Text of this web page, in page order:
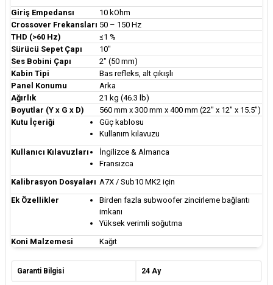
Giriş Empedansı
10 kOhm
Crossover Frekansları 50 – 150 Hz
THD (>60 Hz)
≤1 %
Sürücü Sepet Çapı
10"
Ses Bobini Çapı
2" (50 mm)
Kabin Tipi
Bas refleks, alt çıkışlı
Panel Konumu
Arka
Ağırlık
21 kg (46.3 lb)
Boyutlar (Y x G x D)
560 mm x 300 mm x 400 mm (22″ x 12″ x 15.5″)
Kutu İçeriği
Güç kablosu
Kullanım kılavuzu
Kullanıcı Kılavuzları
İngilizce & Almanca
Fransızca
Kalibrasyon Dosyaları A7X / Sub10 MK2 için
Ek Özellikler
Birden fazla subwoofer zincirleme bağlantı
imkanı
Yüksek verimli soğutma
Koni Malzemesi
Kağıt
Garanti Bilgisi 24 Ay